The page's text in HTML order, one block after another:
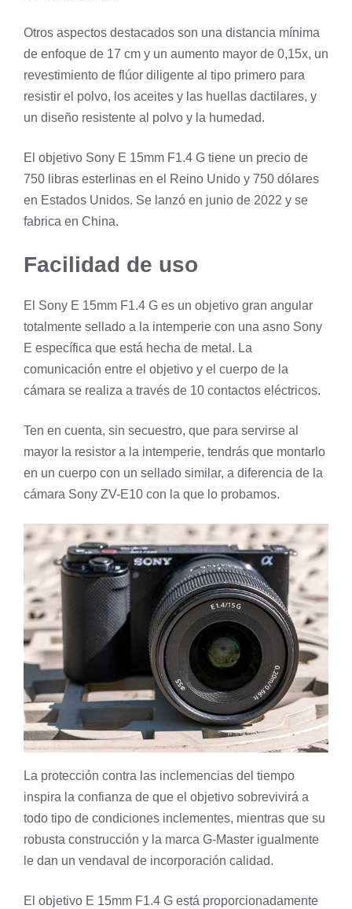
Otros aspectos destacados son una distancia mínima
de enfoque de 17 cm y un aumento mayor de 0,15x, un
revestimiento de flúor diligente al tipo primero para
resistir el polvo, los aceites y las huellas dactilares, y
un diseño resistente al polvo y la humedad.
El objetivo Sony E 15mm F1.4 G tiene un precio de
750 libras esterlinas en el Reino Unido y 750 dólares
en Estados Unidos. Se lanzó en junio de 2022 y se
fabrica en China.
Facilidad de uso
El Sony E 15mm F1.4 G es un objetivo gran angular
totalmente sellado a la intemperie con una asno Sony
E específica que está hecha de metal. La
comunicación entre el objetivo y el cuerpo de la
cámara se realiza a través de 10 contactos eléctricos.
Ten en cuenta, sin secuestro, que para servirse al
mayor la resistor a la intemperie, tendrás que montarlo
en un cuerpo con un sellado similar, a diferencia de la
cámara Sony ZV-E10 con la que lo probamos.
La protección contra las inclemencias del tiempo
inspira la confianza de que el objetivo sobrevivirá a
todo tipo de condiciones inclementes, mientras que su
robusta construcción y la marca G-Master igualmente
le dan un vendaval de incorporación calidad.
El objetivo E 15mm F1.4 G está proporcionadamente